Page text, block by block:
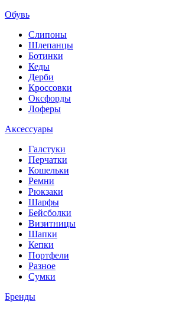
Обувь
Слипоны
Шлепанцы
Ботинки
Кеды
Дерби
Кроссовки
Оксфорды
Лоферы
Аксессуары
Галстуки
Перчатки
Кошельки
Ремни
Рюкзаки
Шарфы
Бейсболки
Визитницы
Шапки
Кепки
Портфели
Разное
Сумки
Бренды